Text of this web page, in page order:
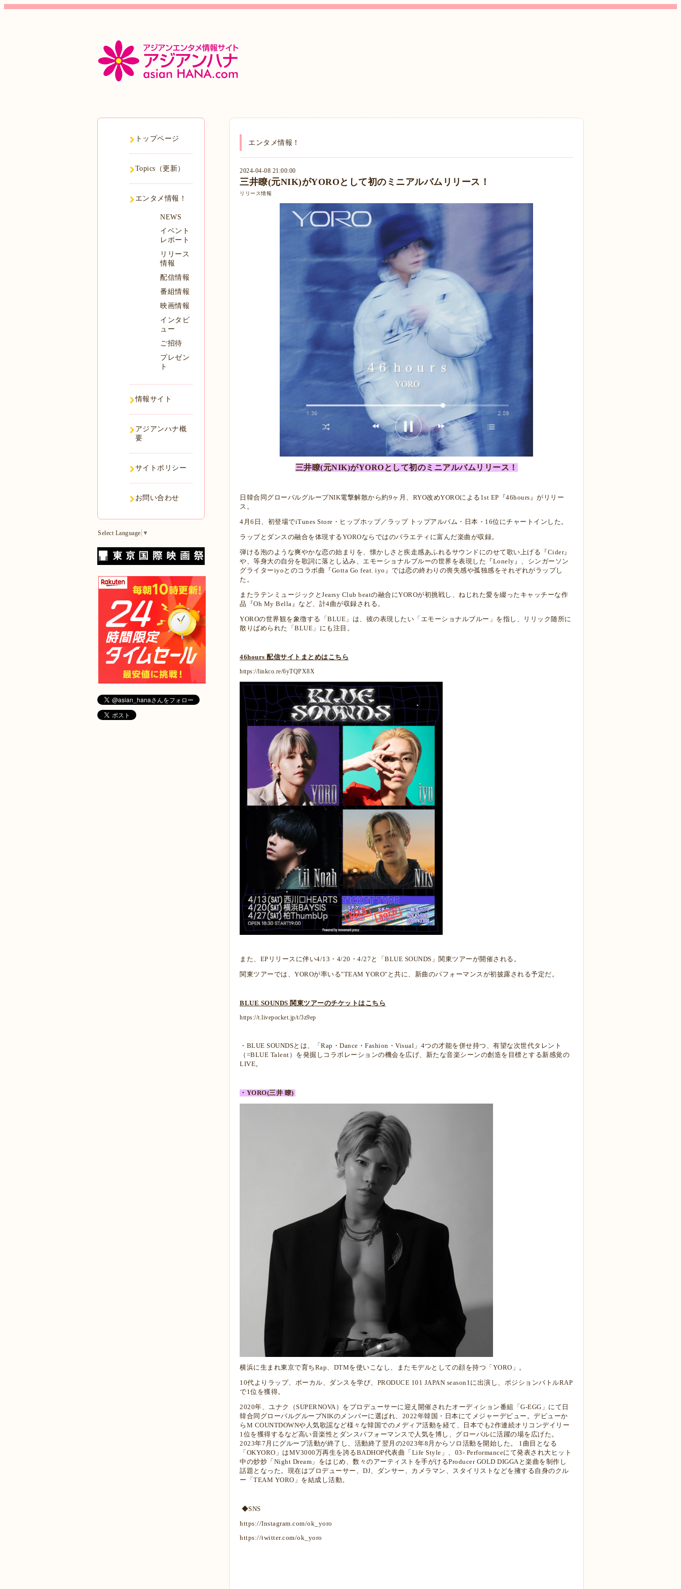
エンタメ情報！
2024-04-08 21:00:00
三井瞭(元NIK)がYOROとして初のミニアルバムリリース！
リリース情報
三井瞭(元NIK)がYOROとして初のミニアルバムリリース！
日韓合同グローバルグループNIK電撃解散から約9ヶ月、RYO改めYOROによる1st EP『46hours』がリリー
ス。
4月6日、初登場でiTunes Store・ヒップホップ／ラップ トップアルバム・日本・16位にチャートインした。
ラップとダンスの融合を体現するYOROならではのバラエティに富んだ楽曲が収録。
弾ける泡のような爽やかな恋の始まりを、懐かしさと疾走感あふれるサウンドにのせて歌い上げる『Cider』
や、等身大の自分を歌詞に落とし込み、エモーショナルブルーの世界を表現した『Lonely』、シンガーソン
グライターiyoとのコラボ曲『Gotta Go feat. iyo』では恋の終わりの喪失感や孤独感をそれぞれがラップし
た。
またラテンミュージックとJearsy Club beatの融合にYOROが初挑戦し、ねじれた愛を綴ったキャッチーな作
品『Oh My Bella』など、計4曲が収録される。
YOROの世界観を象徴する「BLUE」は、彼の表現したい「エモーショナルブルー」を指し、リリック随所に
散りばめられた「BLUE」にも注目。
46hours 配信サイトまとめはこちら
https://linkco.re/6yTQPX8X
また、EPリリースに伴い4/13・4/20・4/27と「BLUE SOUNDS」関東ツアーが開催される。
関東ツアーでは、YOROが率いる"TEAM YORO"と共に、新曲のパフォーマンスが初披露される予定だ。
BLUE SOUNDS 関東ツアーのチケットはこちら
https://t.livepocket.jp/t/3z9ep
・BLUE SOUNDSとは、「Rap・Dance・Fashion・Visual」4つの才能を併せ持つ、有望な次世代タレント
（=BLUE Talent）を発掘しコラボレーションの機会を広げ、新たな音楽シーンの創造を目標とする新感覚の
LIVE。
・YORO(三井 瞭)
横浜に生まれ東京で育ちRap、DTMを使いこなし、またモデルとしての顔を持つ「YORO」。
10代よりラップ、ボーカル、ダンスを学び、PRODUCE 101 JAPAN season1に出演し、ポジションバトルRAP
で1位を獲得。
2020年、ユナク（SUPERNOVA）をプロデューサーに迎え開催されたオーディション番組「G-EGG」にて日
韓合同グローバルグループNIKのメンバーに選ばれ、2022年韓国・日本にてメジャーデビュー。デビューか
らM COUNTDOWNや人気歌謡など様々な韓国でのメディア活動を経て、日本でも2作連続オリコンデイリー
1位を獲得するなど高い音楽性とダンスパフォーマンスで人気を博し、グローバルに活躍の場を広げた。
2023年7月にグループ活動が終了し、活動終了翌月の2023年8月からソロ活動を開始した。 1曲目となる
「OKYORO」はMV3000万再生を誇るBADHOP代表曲「Life Style」、03- Performanceにて発表され大ヒット
中の炒炒「Night Dream」をはじめ、数々のアーティストを手がけるProducer GOLD DIGGAと楽曲を制作し
話題となった。現在はプロデューサー、DJ、ダンサー、カメラマン、スタイリストなどを擁する自身のクル
ー「TEAM YORO」を結成し活動。
◆SNS
https://Instagram.com/ok_yoro
https://twitter.com/ok_yoro
トップページ
Topics（更新）
エンタメ情報！
NEWS
イベント
レポート
リリース
情報
配信情報
番組情報
映画情報
インタビ
ュー
ご招待
プレゼン
ト
情報サイト
アジアンハナ概
要
サイトポリシー
お問い合わせ
Select Language ▼